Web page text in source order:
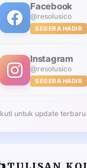
Facebook
@resolusico
SEGERA HADIR
Instagram
@resolusico
SEGERA HADIR
untuk update terbaru